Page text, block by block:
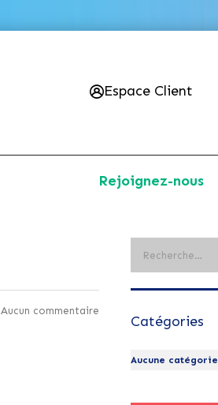
Espace Client
Rejoignez-nous
Aucun commentaire
Catégories
Aucune catégorie